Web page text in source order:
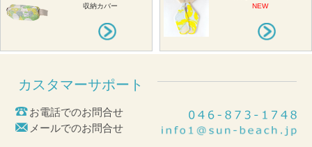
収納カバー
NEW
カスタマーサポート
お電話でのお問合せ
メールでのお問合せ